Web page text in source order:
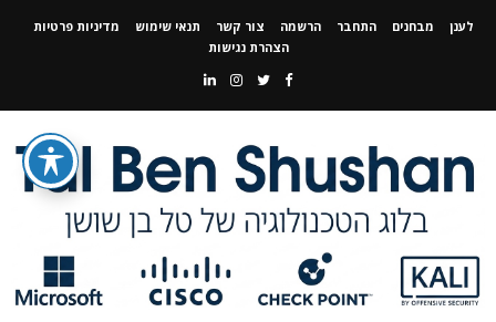
לענן מבחנים התחבר הרשמה צור קשר תנאי שימוש
מדיניות פרטיות
הצהרת נגישות